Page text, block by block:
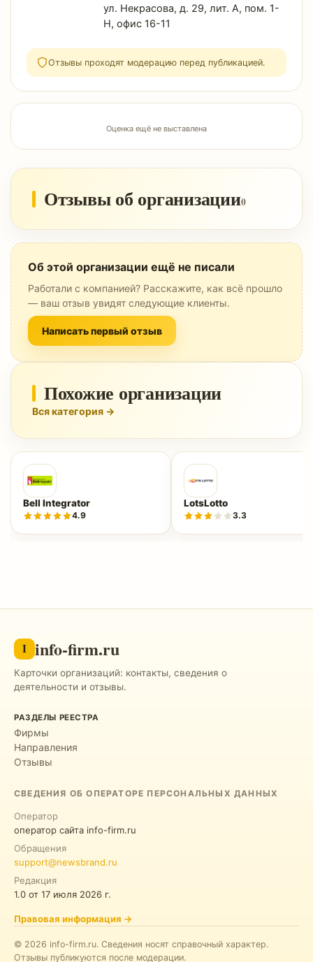
ул. Некрасова, д. 29, лит. А, пом. 1-
Н, офис 16-11
Отзывы проходят модерацию перед публикацией.
Оценка ещё не выставлена
Отзывы об организации0
Об этой организации ещё не писали
Работали с компанией? Расскажите, как всё прошло
— ваш отзыв увидят следующие клиенты.
Написать первый отзыв
Похожие организации
Вся категория →
Bell Integrator
4.9
LotsLotto
3.3
I info-firm.ru
Карточки организаций: контакты, сведения о
деятельности и отзывы.
РАЗДЕЛЫ РЕЕСТРА
Фирмы
Направления
Отзывы
СВЕДЕНИЯ ОБ ОПЕРАТОРЕ ПЕРСОНАЛЬНЫХ ДАННЫХ
Оператор
оператор сайта info-firm.ru
Обращения
support@newsbrand.ru
Редакция
1.0 от 17 июля 2026 г.
Правовая информация →
© 2026 info-firm.ru. Сведения носят справочный характер.
Отзывы публикуются после модерации.